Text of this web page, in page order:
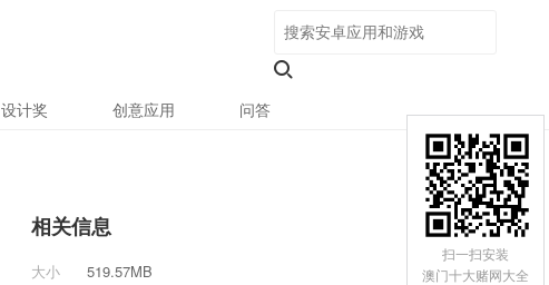
设计奖 创意应用 问答
相关信息
大小
519.57MB
扫一扫安装
澳门十大赌网大全